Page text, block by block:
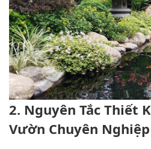
2. Nguyên Tắc Thiết
Vườn Chuyên Nghiệp